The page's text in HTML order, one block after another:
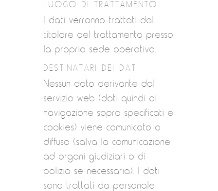
LUOGO DI TRATTAMENTO
I dati verranno trattati dal
titolare del trattamento presso
la propria sede operativa.
DESTINATARI DEI DATI
Nessun dato derivante dal
servizio web (dati quindi di
navigazione sopra specificati e
cookies) viene comunicato o
diffuso (salva la comunicazione
ad organi giudiziari o di
polizia se necessaria). I dati
sono trattati da personale